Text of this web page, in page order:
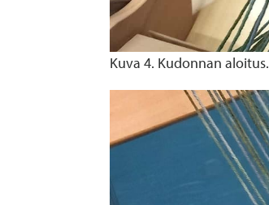
Kuva 4. Kudonnan aloitus.